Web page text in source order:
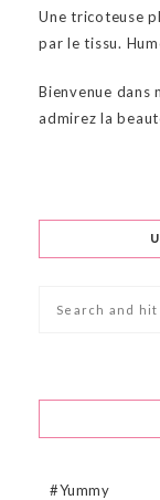
Une tricoteuse
par le tissu.
Bienvenue dans
admirez la
#Yummy